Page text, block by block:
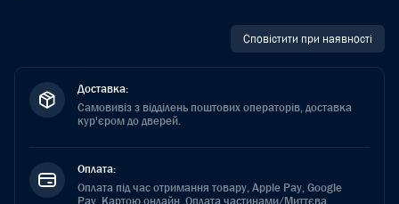
Сповістити при наявності
Доставка:
Самовивіз з відділень поштових операторів, доставка
кур'єром до дверей.
Оплата:
Оплата під час отримання товару, Apple Pay, Google
Pay, Картою онлайн, Оплата частинами/Миттєва